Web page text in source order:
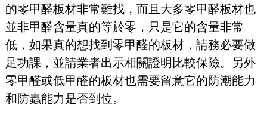
的零甲醛板材非常難找，而且大多零甲醛板材也
並非甲醛含量真的等於零，只是它的含量非常
低，如果真的想找到零甲醛的板材，請務必要做
足功課，並請業者出示相關證明比較保險。另外
零甲醛或低甲醛的板材也需要留意它的防潮能力
和防蟲能力是否到位。